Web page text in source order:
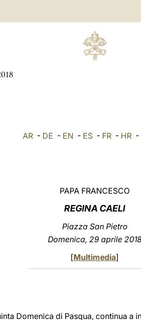
AR- DE - EN - ES- FR- HR-
PAPA FRANCESCO
REGINA CAELI
Piazza San Pietro
Domenica, 29 aprile
[Multimedia]
Domenica di Pasqua, continua